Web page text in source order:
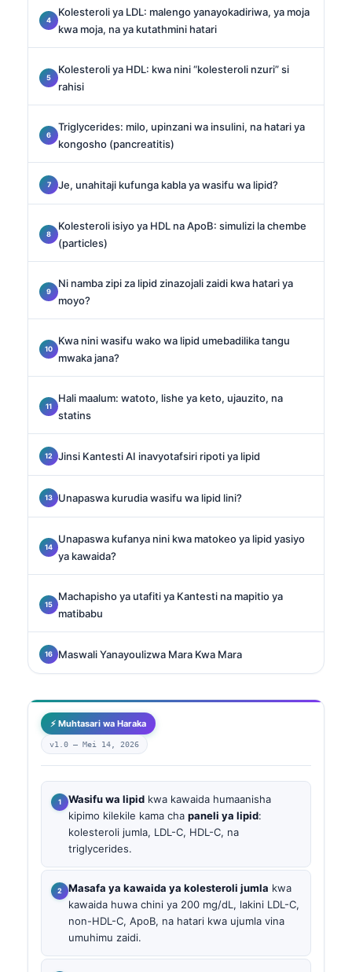
Kolesteroli ya LDL: malengo yanayokadiriwa, ya moja
kwa moja, na ya kutathmini hatari
Kolesteroli ya HDL: kwa nini “kolesteroli nzuri” si
rahisi
Triglycerides: milo, upinzani wa insulini, na hatari ya
kongosho (pancreatitis)
Je, unahitaji kufunga kabla ya wasifu wa lipid?
Kolesteroli isiyo ya HDL na ApoB: simulizi la chembe
(particles)
Ni namba zipi za lipid zinazojali zaidi kwa hatari ya
moyo?
Kwa nini wasifu wako wa lipid umebadilika tangu
mwaka jana?
Hali maalum: watoto, lishe ya keto, ujauzito, na
statins
Jinsi Kantesti AI inavyotafsiri ripoti ya lipid
Unapaswa kurudia wasifu wa lipid lini?
Unapaswa kufanya nini kwa matokeo ya lipid yasiyo
ya kawaida?
Machapisho ya utafiti ya Kantesti na mapitio ya
matibabu
Maswali Yanayoulizwa Mara Kwa Mara
⚡ Muhtasari wa Haraka
v1.0 — Mei 14, 2026
Wasifu wa lipid kwa kawaida humaanisha
kipimo kilekile kama cha paneli ya lipid:
kolesteroli jumla, LDL-C, HDL-C, na
triglycerides.
Masafa ya kawaida ya kolesteroli jumla kwa
kawaida huwa chini ya 200 mg/dL, lakini LDL-C,
non-HDL-C, ApoB, na hatari kwa ujumla vina
umuhimu zaidi.